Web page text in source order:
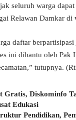
seluruh warga
Relawan Damkar di
daftar
ini dibantu oleh Pak
tutupnya.
Gratis, Diskominfo
Edukasi
Pendidikan,